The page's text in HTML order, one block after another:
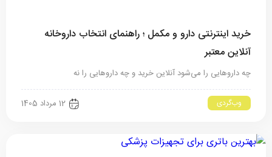
خرید اینترنتی دارو و مکمل ؛ راهنمای انتخاب داروخانه
آنلاین معتبر
چه داروهایی را می‌شود آنلاین خرید و چه داروهایی را نه
وب‌گردی 12 مرداد 1405